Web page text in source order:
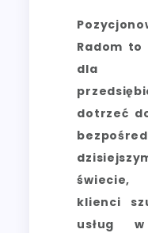
Radom
dla
dotrzeć
świecie,
klienci
usług